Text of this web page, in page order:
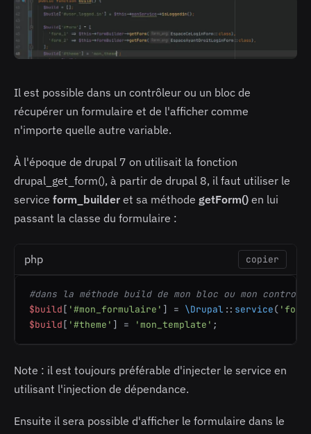
Il est possible dans un contrôleur ou un bloc de
récupérer un formulaire et de l'afficher comme
n'importe quelle autre variable.
À l'époque de drupal 7 on utilisait la fonction
drupal_get_form(), à partir de drupal 8, il faut utiliser le
service form_builder et sa méthode getForm() en lui
passant la classe du formulaire :
php copier
#dans la méthode build de mon bloc ou mon
$build [ '#mon_formulaire' ] = \Drupal :: service(
$build [ '#theme' ] = 'mon_template' ;
Note : il est toujours préférable d'injecter le service en
utilisant l'injection de dépendance.
Ensuite il sera possible d'afficher le formulaire dans le